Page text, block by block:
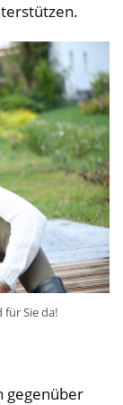
Sie da!
gegenüber